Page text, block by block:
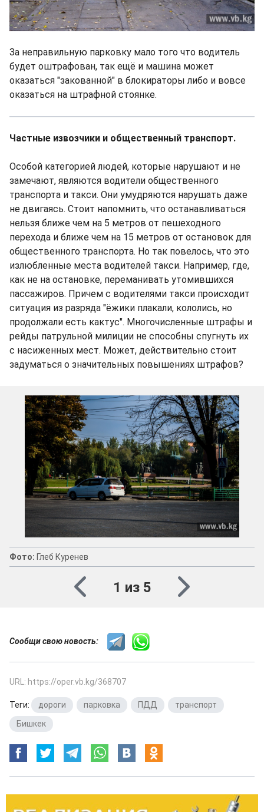
За неправильную парковку мало того что водитель
будет оштрафован, так ещё и машина может
оказаться "закованной" в блокираторы либо и вовсе
оказаться на штрафной стоянке.
Частные извозчики и общественный транспорт.
Особой категорией людей, которые нарушают и не
замечают, являются водители общественного
транспорта и такси. Они умудряются нарушать даже
не двигаясь. Стоит напомнить, что останавливаться
нельзя ближе чем на 5 метров от пешеходного
перехода и ближе чем на 15 метров от остановок для
общественного транспорта. Но так повелось, что это
излюбленные места водителей такси. Например, где,
как не на остановке, переманивать утомившихся
пассажиров. Причем с водителями такси происходит
ситуация из разряда "ёжики плакали, кололись, но
продолжали есть кактус". Многочисленные штрафы и
рейды патрульной милиции не способны спугнуть их
с насиженных мест. Может, действительно стоит
задуматься о значительных повышениях штрафов?
Фото: Глеб Куренев
1 из 5
Сообщи свою новость:
URL: https://oper.vb.kg/368707
Теги: дороги парковка ПДД транспорт
Бишкек